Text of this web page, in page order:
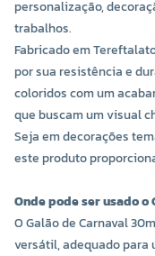
personalização,
trabalhos.
Fabricado em
por sua resistência e
coloridos com um
que buscam um visual
Seja em decorações
este produto
Onde pode ser usado o
O Galão de Carnaval
versátil, adequado para